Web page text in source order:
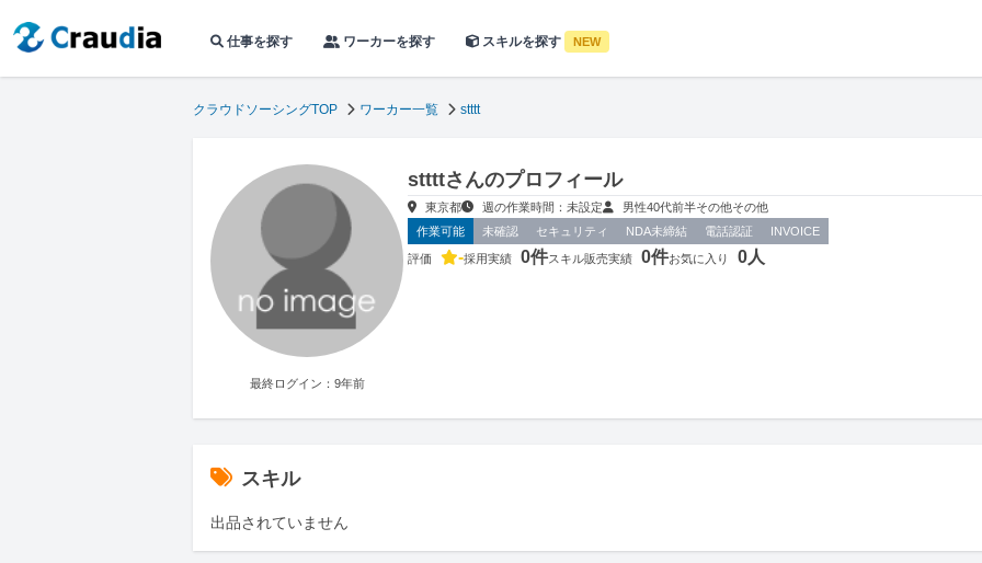
仕事を探す ワーカーを探す スキルを探す NEW
クラウドソーシングTOP ワーカー一覧 stttt
最終ログイン：9年前
sttttさんのプロフィール
東京都 週の作業時間：未設定 男性40代前半その他その他
作業可能
未確認 セキュリティ NDA未締結 電話認証 INVOICE
評価 -採用実績 0件スキル販売実績 0件お気に入り 0人
スキル
出品されていません